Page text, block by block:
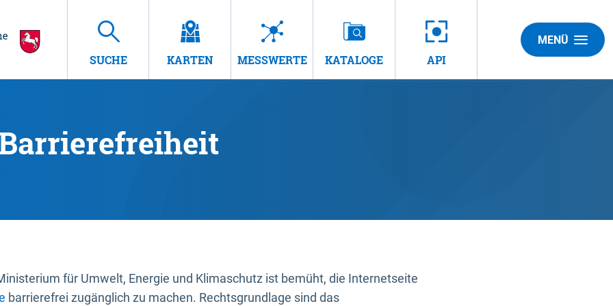
SUCHE KARTEN MESSWERTE KATALOGE API
MENÜ
für Umwelt, Energie und Klimaschutz ist bemüht, die Internetseite
barrierefrei zugänglich zu machen. Rechtsgrundlage sind das